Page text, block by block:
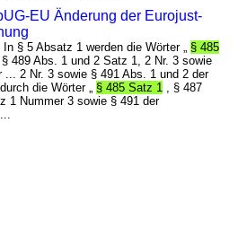
EU Änderung der Eurojust-
In § 5 Absatz 1 werden die Wörter „ § 485
489 Abs. 1 und 2 Satz 1, 2 Nr. 3 sowie
... 2 Nr. 3 sowie § 491 Abs. 1 und 2 der
die Wörter „ § 485 Satz 1
, § 487
1 Nummer 3 sowie § 491 der